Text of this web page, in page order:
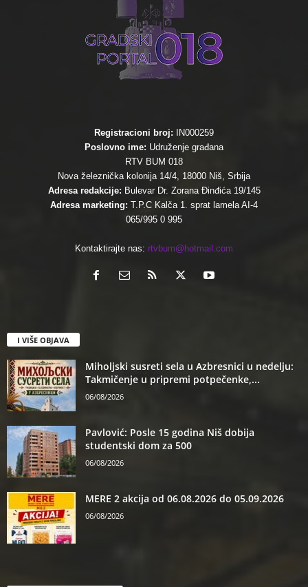
Registracioni broj:
IN000259
Poslovno ime: Udruženje građana
RTV BUM 018
Nova železnička kolonija 14/4, 18000 Niš, Srbija
Adresa redakcije: Bulevar Dr. Zorana Đinđića 19/145
Adresa marketing: T.P.C Kalča 1. sprat lamela AI-4
065/995 0 995
Kontaktirajte nas: rtvbum@hotmail.com
I VIŠE OBJAVA
Miholjski susreti sela u Azbresnici u nedelju:
Takmičenje u pripremi potpečenke,...
06/08/2026
Pavlović: Posle 15 godina Niš dobija
studentski dom za 500
06/08/2026
MERE 2 akcija od 06.08.2026 do 05.09.2026
06/08/2026